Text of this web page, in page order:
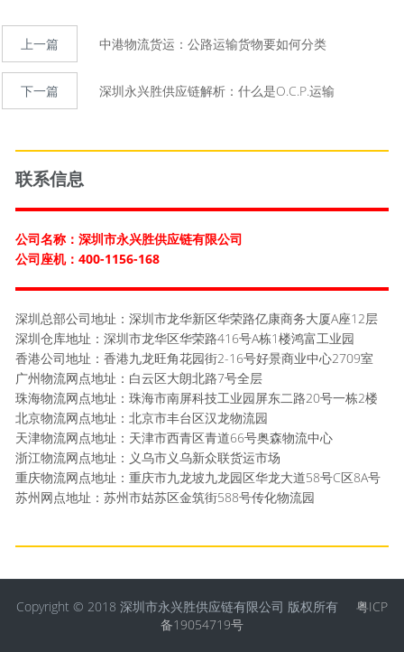
上一篇 中港物流货运：公路运输货物要如何分类
下一篇 深圳永兴胜供应链解析：什么是O.C.P.运输
联系信息
公司名称：深圳市永兴胜供应链有限公司
公司座机：400-1156-168
深圳总部公司地址：深圳市龙华新区华荣路亿康商务大厦A座12层
深圳仓库地址：深圳市龙华区华荣路416号A栋1楼鸿富工业园
香港公司地址：香港九龙旺角花园街2-16号好景商业中心2709室
广州物流网点地址：白云区大朗北路7号全层
珠海物流网点地址：珠海市南屏科技工业园屏东二路20号一栋2楼
北京物流网点地址：北京市丰台区汉龙物流园
天津物流网点地址：天津市西青区青道66号奥森物流中心
浙江物流网点地址：义乌市义乌新众联货运市场
重庆物流网点地址：重庆市九龙坡九龙园区华龙大道58号C区8A号
苏州网点地址：苏州市姑苏区金筑街588号传化物流园
Copyright © 2018 深圳市永兴胜供应链有限公司 版权所有 粤ICP
备19054719号